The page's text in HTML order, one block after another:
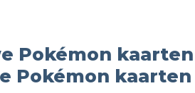
Pokémon
Pokémon